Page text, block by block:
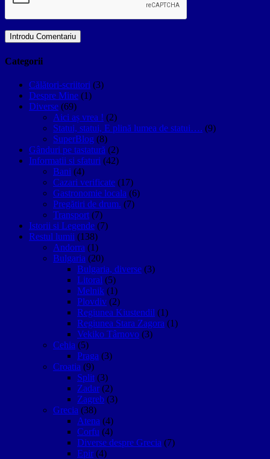
Categorii
Călători-scriitori (3)
Despre Mine (1)
Diverse (69)
Aici aș vrea ! (2)
Statui, statui, E plină lumea de statui…. (9)
SuperBlog (8)
Gânduri pe tastatură (2)
Informatii si sfaturi (42)
Bani (4)
Cazari verificate (17)
Gastronomie locala (6)
Pregătiri de drum. (7)
Transport (7)
Istorii si Legende (7)
Restul lumii (138)
Andorra (1)
Bulgaria (20)
Bulgaria, diverse (3)
Litoral (5)
Melnik (1)
Plovdiv (2)
Regiunea Kiustendil (1)
Regiunea Stara Zagora (1)
Vekiko Târnovo (3)
Cehia (5)
Praga (3)
Croatia (9)
Split (3)
Zadar (2)
Zagreb (3)
Grecia (38)
Atena (4)
Corfu (4)
Diverse despre Grecia (7)
Epir (4)